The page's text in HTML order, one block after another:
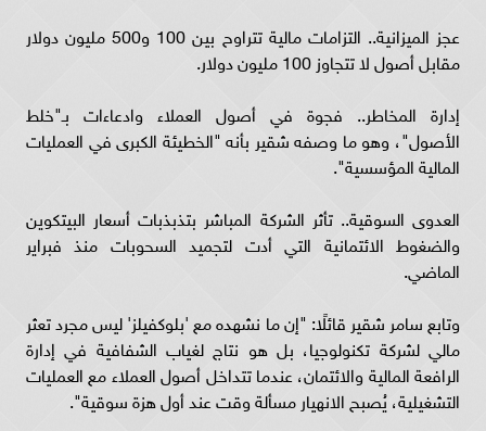
عجز الميزانية.. التزامات مالية تتراوح بين 100 و500 مليون دولار
مقابل أصول لا تتجاوز 100 مليون دولار.
إدارة المخاطر.. فجوة في أصول العملاء وادعاءات بـ"خلط
الأصول"، وهو ما وصفه شقير بأنه "الخطيئة الكبرى في العمليات
المالية المؤسسية".
العدوى السوقية.. تأثر الشركة المباشر بتذبذبات أسعار البيتكوين
والضغوط الائتمانية التي أدت لتجميد السحوبات منذ فبراير
الماضي.
وتابع سامر شقير قائلًا: "إن ما نشهده مع 'بلوكفيلز' ليس مجرد تعثر
مالي لشركة تكنولوجيا، بل هو نتاج لغياب الشفافية في إدارة
الرافعة المالية والائتمان، عندما تتداخل أصول العملاء مع العمليات
التشغيلية، يُصبح الانهيار مسألة وقت عند أول هزة سوقية".